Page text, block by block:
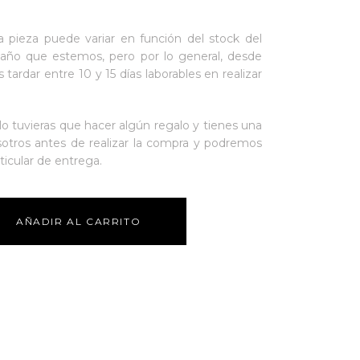
puede variar en función del stock del
que estemos, pero por lo general, desde
entre 10 y 15 días laborables en realizar
tuvieras que hacer algún regalo y tienes una
antes de realizar la compra y podremos
de entrega.
AÑADIR AL CARRITO